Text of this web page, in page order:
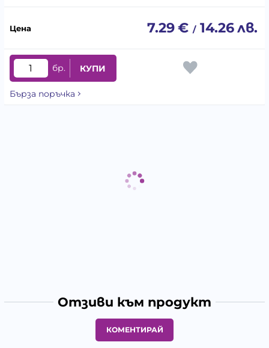
7.29€ / 14.26лв.
бр. КУПИ
Бърза поръчка
Отзиви към продукт
КОМЕНТИРАЙ